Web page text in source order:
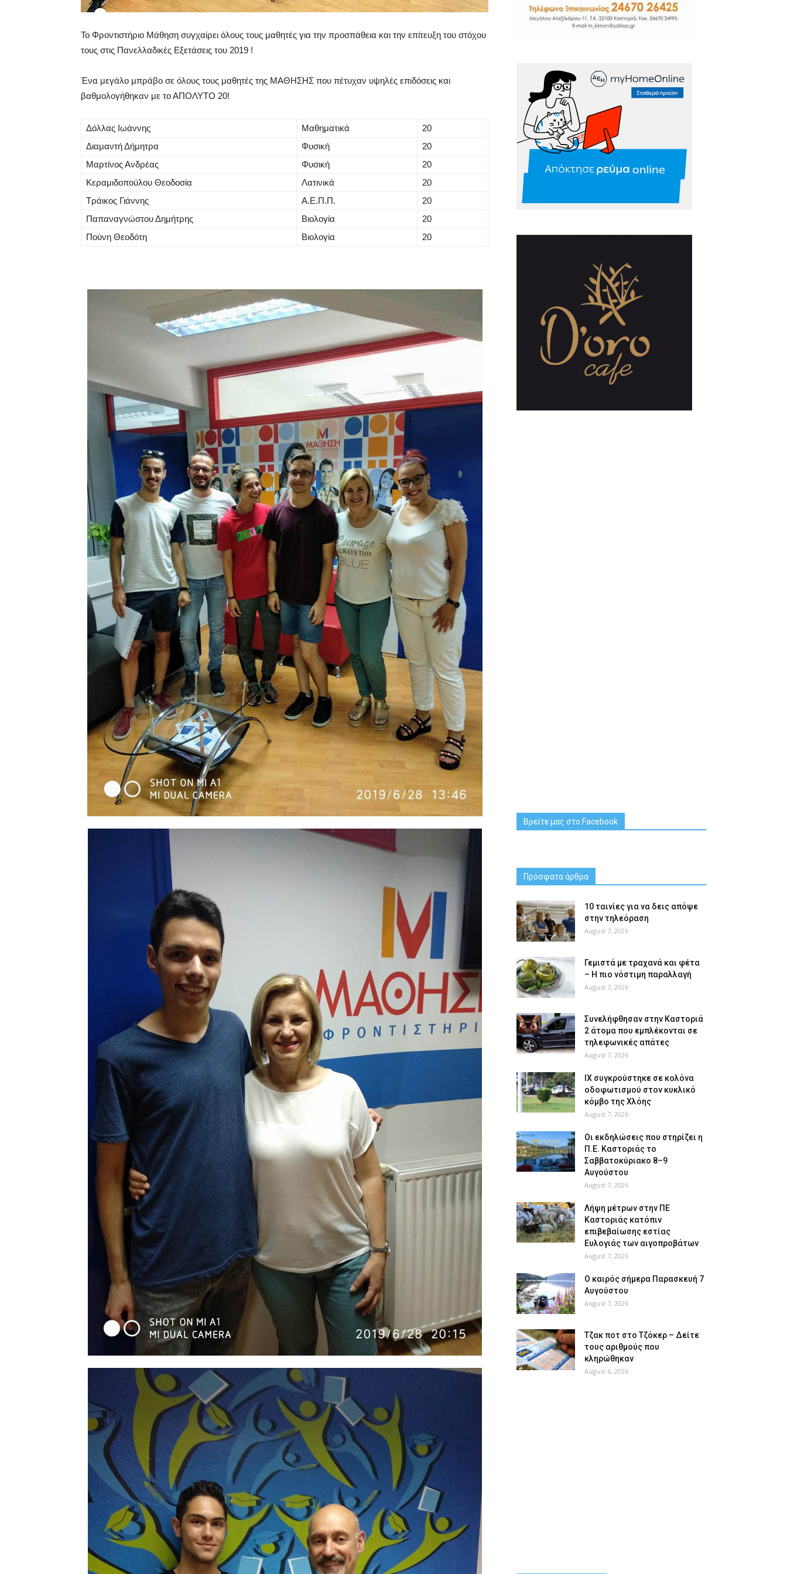
Το Φροντιστήριο Μάθηση συγχαίρει όλους τους μαθητές για την προσπάθεια και την επίτευξη του στόχου
τους στις Πανελλαδικές Εξετάσεις του 2019 !
Ένα μεγάλο μπράβο σε όλους τους μαθητές της ΜΑΘΗΣΗΣ που πέτυχαν υψηλές επιδόσεις και
βαθμολογήθηκαν με το ΑΠΟΛΥΤΟ 20!
Δόλλας Ιωάννης Μαθηματικά
20
Διαμαντή Δήμητρα
Φυσική
20
Μαρτίνος Ανδρέας
Φυσική
20
Κεραμιδοπούλου Θεοδοσία
Λατινικά
20
Τράικος Γιάννης
Α.Ε.Π.Π.
20
Παπαναγνώστου Δημήτρης
Βιολογία
20
Πούνη Θεοδότη
Βιολογία 20
Βρείτε μας στο Facebook
Πρόσφατα άρθρα
10 ταινίες για να δεις απόψε
στην τηλεόραση
August 7, 2026
Γεμιστά με τραχανά και φέτα
– Η πιο νόστιμη παραλλαγή
August 7, 2026
Συνελήφθησαν στην Καστοριά
2 άτομα που εμπλέκονται σε
τηλεφωνικές απάτες
August 7, 2026
ΙΧ συγκρούστηκε σε κολόνα
οδοφωτισμού στον κυκλικό
κόμβο της Χλόης
August 7, 2026
Οι εκδηλώσεις που στηρίζει η
Π.Ε. Καστοριάς το
Σαββατοκύριακο 8–9
Αυγούστου
August 7, 2026
Λήψη μέτρων στην ΠΕ
Καστοριάς κατόπιν
επιβεβαίωσης εστίας
Ευλογιάς των αιγοπροβάτων
August 7, 2026
Ο καιρός σήμερα Παρασκευή 7
Αυγούστου
August 7, 2026
Tζακ ποτ στο Τζόκερ – Δείτε
τους αριθμούς που
κληρώθηκαν
August 6, 2026